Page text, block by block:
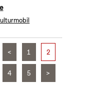
< 1 2
4 5 >